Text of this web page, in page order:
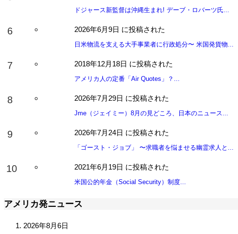
ドジャース新監督は沖縄生まれ! デーブ・ロバーツ氏...
2026年6月9日 に投稿された
日米物流を支える大手事業者に行政処分〜 米国発貨物...
2018年12月18日 に投稿された
アメリカ人の定番「Air Quotes」？...
2026年7月29日 に投稿された
Jme（ジェイミー）8月の見どころ、日本のニュース...
2026年7月24日 に投稿された
「ゴースト・ジョブ」 〜求職者を悩ませる幽霊求人と...
2021年6月19日 に投稿された
米国公的年金（Social Security）制度...
アメリカ発ニュース
2026年8月6日